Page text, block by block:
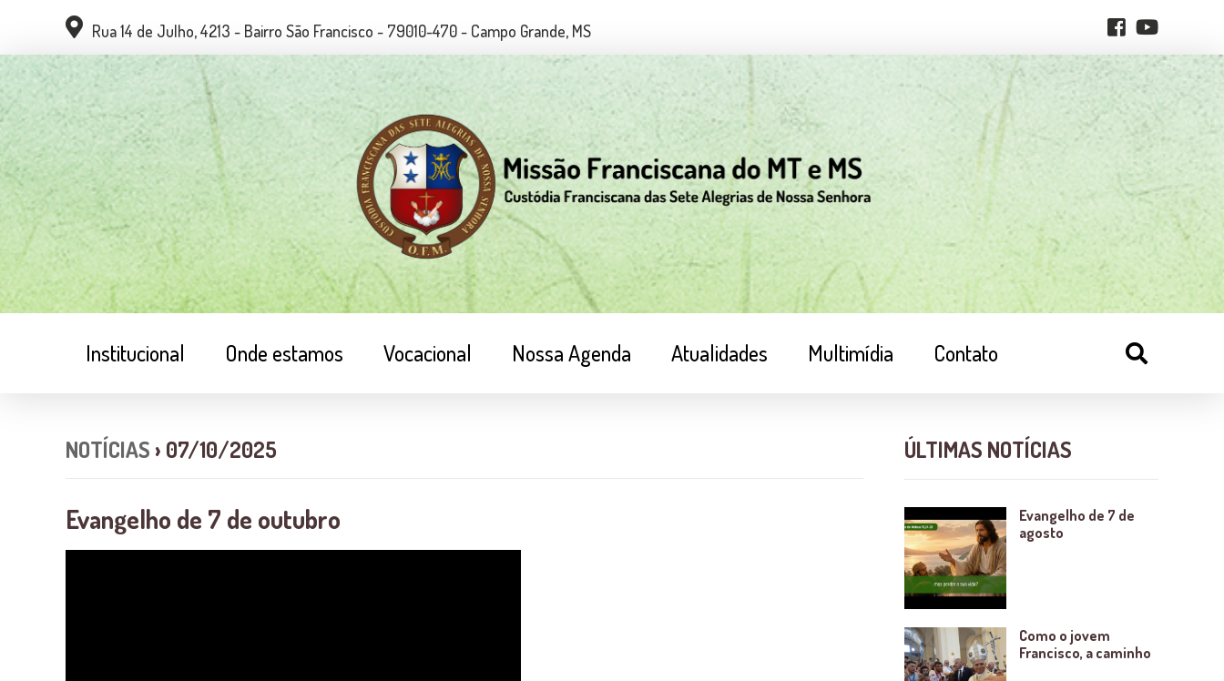
Rua 14 de Julho, 4213 - Bairro São Francisco - 79010-470 - Campo Grande, MS
Institucional Onde estamos Vocacional Nossa Agenda Atualidades Multimídia Contato
NOTÍCIAS › 07/10/2025
Evangelho de 7 de outubro
ÚLTIMAS NOTÍCIAS
Evangelho de 7 de
agosto
Como o jovem
Francisco, a caminho